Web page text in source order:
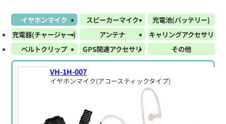
イヤホンマイク スピーカーマイク
充電池(バッテリー)
充電器(チャージャー)
アンテナ
キャリングアクセサリ
ベルトクリップ
GPS関連アクセサリ その他
VH-1H-007
イヤホンマイク(アコースティックタイプ)